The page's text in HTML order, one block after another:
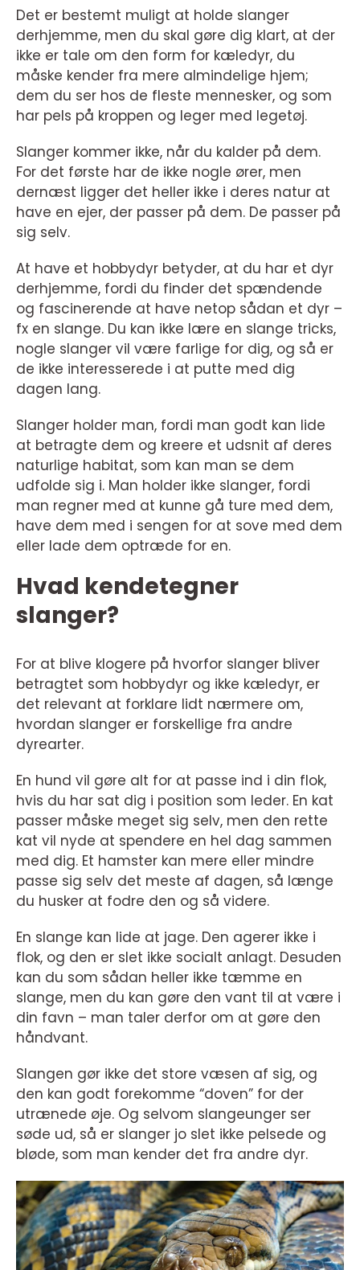
Det er bestemt muligt at holde slanger
derhjemme, men du skal gøre dig klart, at der
ikke er tale om den form for kæledyr, du
måske kender fra mere almindelige hjem;
dem du ser hos de fleste mennesker, og som
har pels på kroppen og leger med legetøj.
Slanger kommer ikke, når du kalder på dem.
For det første har de ikke nogle ører, men
dernæst ligger det heller ikke i deres natur at
have en ejer, der passer på dem. De passer på
sig selv.
At have et hobbydyr betyder, at du har et dyr
derhjemme, fordi du finder det spændende
og fascinerende at have netop sådan et dyr –
fx en slange. Du kan ikke lære en slange tricks,
nogle slanger vil være farlige for dig, og så er
de ikke interesserede i at putte med dig
dagen lang.
Slanger holder man, fordi man godt kan lide
at betragte dem og kreere et udsnit af deres
naturlige habitat, som kan man se dem
udfolde sig i. Man holder ikke slanger, fordi
man regner med at kunne gå ture med dem,
have dem med i sengen for at sove med dem
eller lade dem optræde for en.
Hvad kendetegner
slanger?
For at blive klogere på hvorfor slanger bliver
betragtet som hobbydyr og ikke kæledyr, er
det relevant at forklare lidt nærmere om,
hvordan slanger er forskellige fra andre
dyrearter.
En hund vil gøre alt for at passe ind i din flok,
hvis du har sat dig i position som leder. En kat
passer måske meget sig selv, men den rette
kat vil nyde at spendere en hel dag sammen
med dig. Et hamster kan mere eller mindre
passe sig selv det meste af dagen, så længe
du husker at fodre den og så videre.
En slange kan lide at jage. Den agerer ikke i
flok, og den er slet ikke socialt anlagt. Desuden
kan du som sådan heller ikke tæmme en
slange, men du kan gøre den vant til at være i
din favn – man taler derfor om at gøre den
håndvant.
Slangen gør ikke det store væsen af sig, og
den kan godt forekomme “doven” for der
utrænede øje. Og selvom slangeunger ser
søde ud, så er slanger jo slet ikke pelsede og
bløde, som man kender det fra andre dyr.